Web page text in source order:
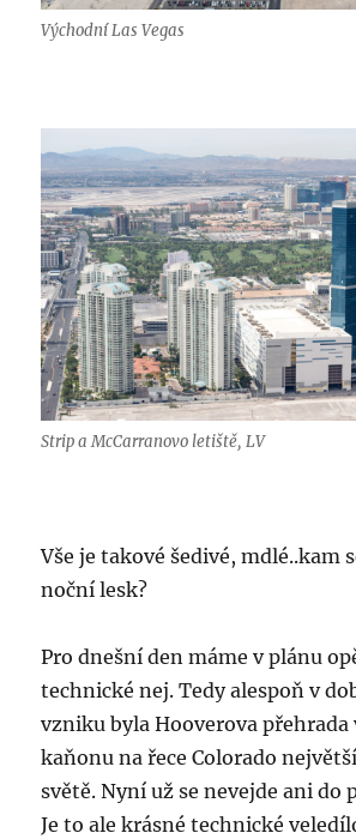
Východní Las Vegas
Strip a McCarranovo letiště, LV
Vše je takové šedivé, mdlé..kam
noční lesk?
Pro dnešní den máme v plánu
technické nej. Tedy alespoň v
vzniku byla Hooverova přehrada
kaňonu na řece Colorado
světě. Nyní už se nevejde ani do
Je to ale krásné technické